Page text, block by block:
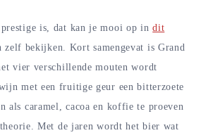
prestige is, dat kan je mooi op indit
zelf bekijken. Kort samengevat is Grand
vier verschillende mouten wordt
met een fruitige geur een bitterzoete
als caramel, cacoa en koffie te proeven
Met de jaren wordt het bier wat